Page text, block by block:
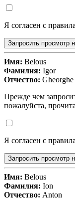
Я согласен с
Запросить просмотр
Имя: Belous
Фамилия: Igor
Отчество: Gheorghe
Прежде чем
пожалуйста,
Я согласен с
Запросить просмотр
Имя: Belous
Фамилия: Ion
Отчество: Anton